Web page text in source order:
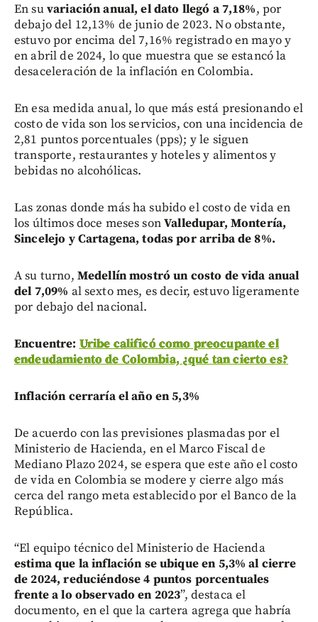
En suvariación anual, el dato llegó a 7,18%, por
debajo del 12,13% de junio de 2023. No obstante,
estuvo por encima del 7,16% registrado en mayo y
en abril de 2024, lo que muestra que se estancó la
desaceleración de la inflación en Colombia.
En esa medida anual, lo que más está presionando el
costo de vida son los servicios, con una incidencia de
2,81 puntos porcentuales (pps); y le siguen
transporte, restaurantes y hoteles y alimentos y
bebidas no alcohólicas.
Las zonas donde más ha subido el costo de vida en
los últimos doce meses sonValledupar, Montería,
Sincelejo y Cartagena, todas por arriba de 8%.
A su turno, Medellín mostró un costo de vida anual
del 7,09% al sexto mes, es decir, estuvo ligeramente
por debajo del nacional.
Encuentre: Uribe calificó como preocupante el
endeudamiento de Colombia, ¿qué tan cierto es?
Inflación cerraría el año en 5,3%
De acuerdo con las previsiones plasmadas por el
Ministerio de Hacienda, en el Marco Fiscal de
Mediano Plazo 2024, se espera que este año el costo
de vida en Colombia se modere y cierre algo más
cerca del rango meta establecido por el Banco de la
República.
“El equipo técnico del Ministerio de Hacienda
estima que la inflación se ubique en 5,3% al cierre
de 2024, reduciéndose 4 puntos porcentuales
frente a lo observado en 2023”, destaca el
documento, en el que la cartera agrega que habría